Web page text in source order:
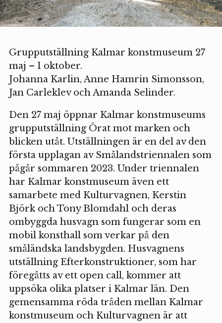
Grupputställning Kalmar konstmuseum 27
maj – 1 oktober.
Johanna Karlin, Anne Hamrin Simonsson,
Jan Carleklev och Amanda Selinder.
Den 27 maj öppnar Kalmar konstmuseums
grupputställning Örat mot marken och
blicken utåt. Utställningen är en del av den
första upplagan av Smålandstriennalen som
pågår sommaren 2023. Under triennalen
har Kalmar konstmuseum även ett
samarbete med Kulturvagnen, Kerstin
Björk och Tony Blomdahl och deras
ombyggda husvagn som fungerar som en
mobil konsthall som verkar på den
småländska landsbygden. Husvagnens
utställning Efterkonstruktioner, som har
föregåtts av ett open call, kommer att
uppsöka olika platser i Kalmar län. Den
gemensamma röda tråden mellan Kalmar
konstmuseum och Kulturvagnen är att